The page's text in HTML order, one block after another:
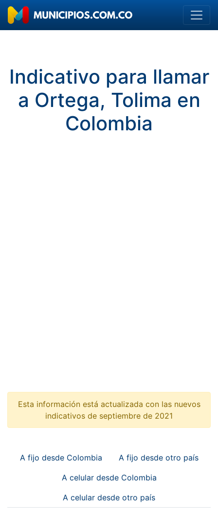
Indicativo para llamar
a Ortega, Tolima en
Colombia
Esta información está actualizada con las nuevos
indicativos de septiembre de 2021
A fijo desde Colombia A fijo desde otro país
A celular desde Colombia
A celular desde otro país